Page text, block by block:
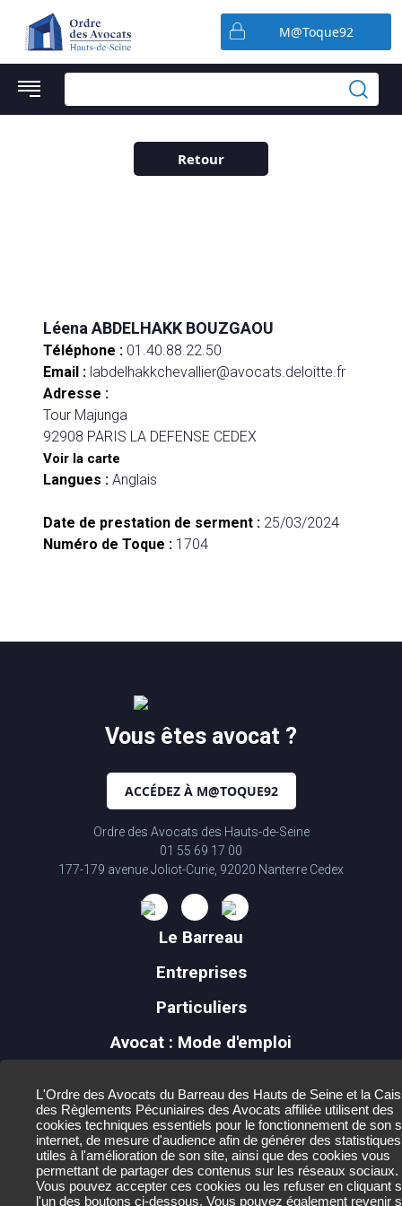
M@Toque92
Retour
Léena ABDELHAKK BOUZGAOU
Téléphone : 01.40.88.22.50
Email : labdelhakkchevallier@avocats.deloitte.fr
Adresse :
Tour Majunga
92908 PARIS LA DEFENSE CEDEX
Voir la carte
Langues : Anglais
Date de prestation de serment : 25/03/2024
Numéro de Toque : 1704
Le Barreau
Entreprises
Particuliers
Avocat : Mode d'emploi
Actualités
Contact
Mentions légales
Vous êtes avocat ?
ACCÉDEZ À M@TOQUE92
Ordre des Avocats des Hauts-de-Seine
01 55 69 17 00
177-179 avenue Joliot-Curie, 92020 Nanterre Cedex
Préférences en matière de cookies
L'Ordre des Avocats du Barreau des Hauts de Seine et la
des Règlements Pécuniaires des Avocats affiliée utilisent des
cookies techniques essentiels pour le fonctionnement de son
internet, de mesure d'audience afin de générer des statistiques
utiles à l'amélioration de son site, ainsi que des cookies vous
permettant de partager des contenus sur les réseaux sociaux.
Vous pouvez accepter ces cookies ou les refuser en cliquant
l'un des boutons ci-dessous. Vous pouvez également revenir